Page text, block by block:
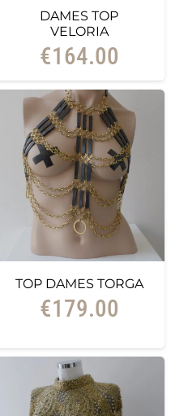
DAMES TOP
VELORIA
€164.00
TOP DAMES TORGA
€179.00